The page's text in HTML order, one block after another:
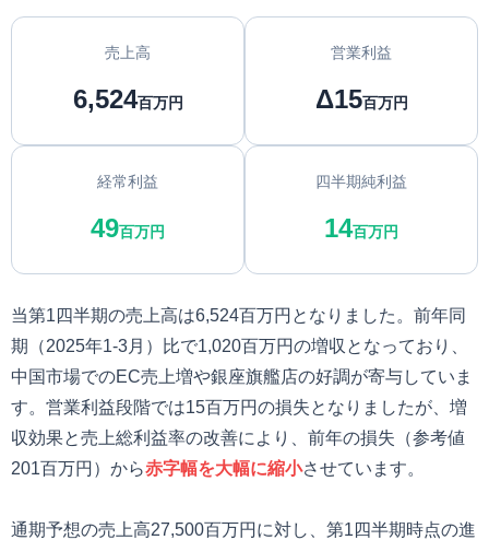
売上高
6,524百万円
営業利益
Δ15百万円
経常利益
49百万円
四半期純利益
14百万円
当第1四半期の売上高は6,524百万円となりました。前年同
期（2025年1-3月）比で1,020百万円の増収となっており、
中国市場でのEC売上増や銀座旗艦店の好調が寄与していま
す。営業利益段階では15百万円の損失となりましたが、増
収効果と売上総利益率の改善により、前年の損失（参考値
201百万円）から赤字幅を大幅に縮小させています。
通期予想の売上高27,500百万円に対し、第1四半期時点の進